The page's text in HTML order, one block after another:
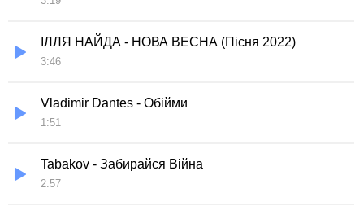
ІЛЛЯ НАЙДА - НОВА ВЕСНА (Пісня 2022)
3:46
Vladimir Dantes - Обійми
1:51
Tabakov - Забирайся Війна
2:57